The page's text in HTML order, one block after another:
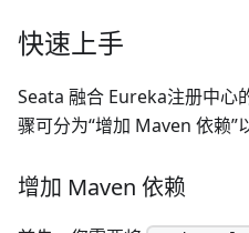
快速上手
Seata 融合 Eureka注册中心
骤可分为“增加 Maven 依赖”
增加 Maven 依赖